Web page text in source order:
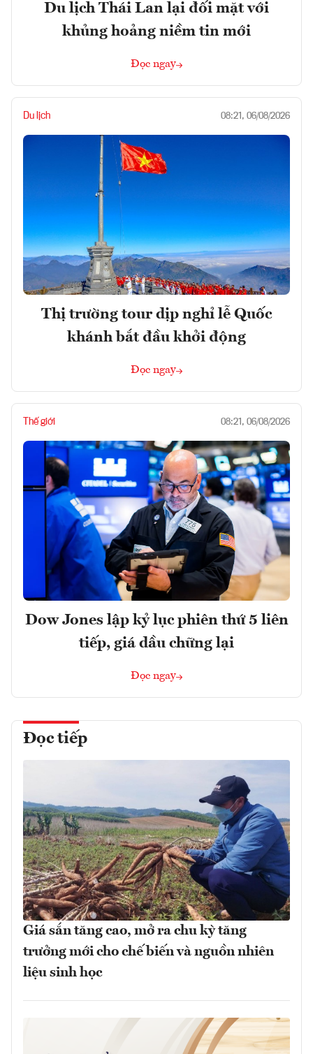
Du lịch Thái Lan lại đối mặt với
khủng hoảng niềm tin mới
Đọc ngay
Du lịch 08:21, 06/08/2026
Thị trường tour dịp nghỉ lễ Quốc
khánh bắt đầu khởi động
Đọc ngay
Thế giới 08:21, 06/08/2026
Dow Jones lập kỷ lục phiên thứ 5 liên
tiếp, giá dầu chững lại
Đọc ngay
Đọc tiếp
Giá sắn tăng cao, mở ra chu kỳ tăng
trưởng mới cho chế biến và nguồn nhiên
liệu sinh học